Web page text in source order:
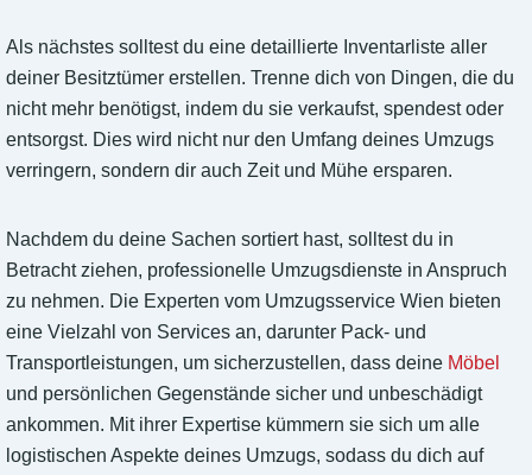
Als nächstes solltest du eine detaillierte Inventarliste aller
deiner Besitztümer erstellen. Trenne dich von Dingen, die du
nicht mehr benötigst, indem du sie verkaufst, spendest oder
entsorgst. Dies wird nicht nur den Umfang deines Umzugs
verringern, sondern dir auch Zeit und Mühe ersparen.
Nachdem du deine Sachen sortiert hast, solltest du in
Betracht ziehen, professionelle Umzugsdienste in Anspruch
zu nehmen. Die Experten vom Umzugsservice Wien bieten
eine Vielzahl von Services an, darunter Pack- und
Transportleistungen, um sicherzustellen, dass deine Möbel
und persönlichen Gegenstände sicher und unbeschädigt
ankommen. Mit ihrer Expertise kümmern sie sich um alle
logistischen Aspekte deines Umzugs, sodass du dich auf